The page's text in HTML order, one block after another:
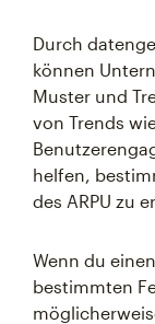
Durch
können
Muster und
von Trends
helfen,
des ARPU zu
Wenn du
bestimmten